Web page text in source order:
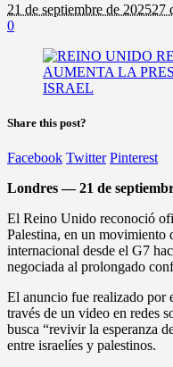
21 de septiembre de 202527
0
Share this post?
Facebook Twitter Pinterest
Londres — 21 de
El Reino Unido reconoció
Palestina, en un movimiento
internacional desde el G7
negociada al prolongado
El anuncio fue realizado por
través de un video en redes
busca “revivir la esperanza
entre israelíes y palestinos.